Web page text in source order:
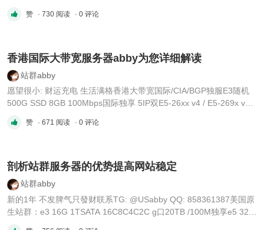
/100M 独享双 e5-2640V4 32G 1TSSD 16C8C4C2C g 口 20TB
赞 · 730 阅读 · 0 评论
香港国际大带宽服务器abby为您详细解读
站群abby
愿望很小: 财运充电 生活满格香港大带宽国际/CIA/BGP独服E3随机
500G SSD 8GB 100Mbps国际独享 5IP双E5-26xx v4 / E5-269x v2
128GB 100Mbps国际独享 5IPl Xeon Gold 6133 480gssd 32g内存
赞 · 671 阅读 · 0 评论
剖析站群服务器的优势提高网站稳定
站群abby
新的1年 不发脾气只發财联系TG: @USabby QQ: 858361387美国原
生站群：e3 16G 1TSATA 16C8C4C2C g口20TB /100M独享e5 32G